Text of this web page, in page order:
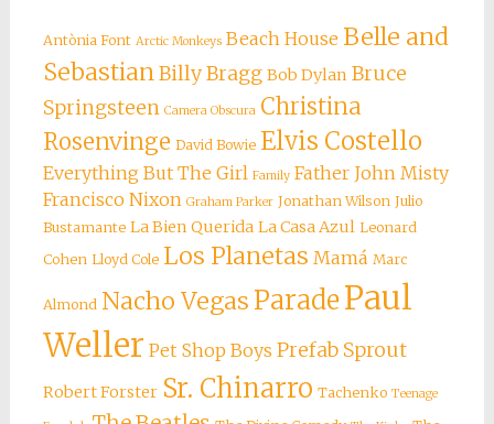
Antònia Font Arctic Monkeys Beach House Belle and
SebastianBilly Bragg Bob Dylan Bruce
Springsteen Camera Obscura Christina
Rosenvinge David Bowie Elvis Costello
Everything But The Girl Family Father John Misty
Francisco Nixon Graham Parker Jonathan Wilson Julio
Bustamante La Bien Querida La Casa Azul Leonard
Cohen Lloyd Cole Los Planetas Mamá Marc
Almond Nacho Vegas ParadePaul
Weller Pet Shop Boys Prefab Sprout
Robert Forster Sr. Chinarro Tachenko Teenage